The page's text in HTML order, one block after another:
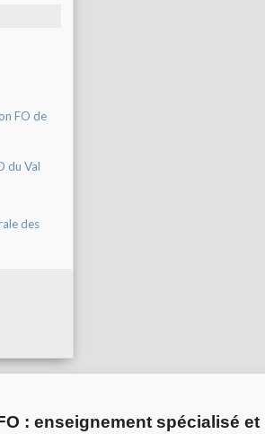
FO de
du Val
des
: enseignement spécialisé et